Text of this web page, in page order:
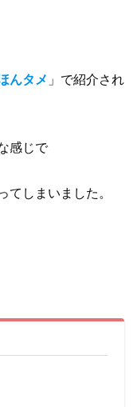
んタメ 」で紹介され
感じで
てしまいました。